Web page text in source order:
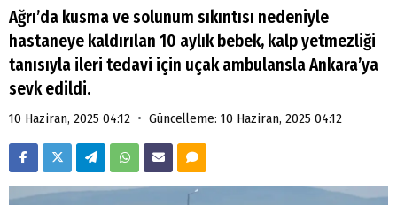
Ağrı’da kusma ve solunum sıkıntısı nedeniyle
hastaneye kaldırılan 10 aylık bebek, kalp yetmezliği
tanısıyla ileri tedavi için uçak ambulansla Ankara’ya
sevk edildi.
10 Haziran, 2025 04:12 • Güncelleme: 10 Haziran, 2025 04:12